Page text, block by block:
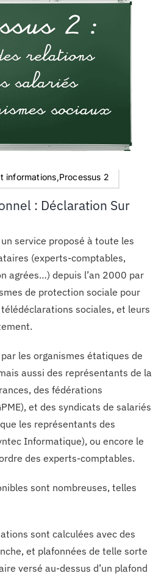
informations,Processus 2
: Déclaration Sur
service proposé à toute les
(experts-comptables,
agrées…) depuis l’an 2000 par
de protection sociale pour
sociales, et leurs
les organismes étatiques de
aussi des représentants de la
des fédérations
et des syndicats de salariés
que les représentants des
Informatique), ou encore le
des experts-comptables.
sont nombreuses, telles
sont calculées avec des
et plafonnées de telle sorte
versé au-dessus d’un plafond